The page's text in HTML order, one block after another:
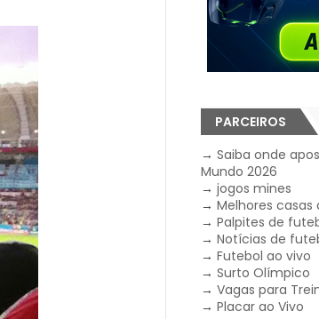
PARCEIROS
→Saiba onde
Mundo 2026
→jogos mines
→Melhores casas
→Palpites de
→Notícias de
→Futebol ao vivo
→Surto Olímpico
→Vagas para
→Placar ao Vivo